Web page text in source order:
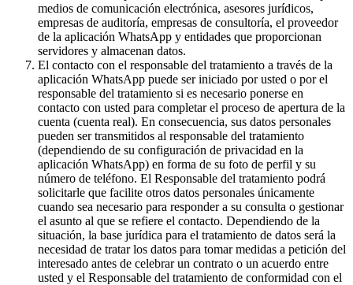
medios de comunicación electrónica, asesores jurídicos,
empresas de auditoría, empresas de consultoría, el proveedor
de la aplicación WhatsApp y entidades que proporcionan
servidores y almacenan datos.
El contacto con el responsable del tratamiento a través de la
aplicación WhatsApp puede ser iniciado por usted o por el
responsable del tratamiento si es necesario ponerse en
contacto con usted para completar el proceso de apertura de la
cuenta (cuenta real). En consecuencia, sus datos personales
pueden ser transmitidos al responsable del tratamiento
(dependiendo de su configuración de privacidad en la
aplicación WhatsApp) en forma de su foto de perfil y su
número de teléfono. El Responsable del tratamiento podrá
solicitarle que facilite otros datos personales únicamente
cuando sea necesario para responder a su consulta o gestionar
el asunto al que se refiere el contacto. Dependiendo de la
situación, la base jurídica para el tratamiento de datos será la
necesidad de tratar los datos para tomar medidas a petición del
interesado antes de celebrar un contrato o un acuerdo entre
usted y el Responsable del tratamiento de conformidad con el